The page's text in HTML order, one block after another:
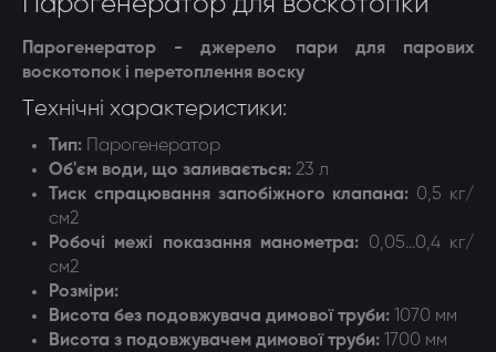
Парогенератор - джерело пари для парових
воскотопок і перетоплення воску
Технічні характеристики:
Тип:
Парогенератор
Об'єм води, що заливається: 23 л
Тиск спрацювання запобіжного клапана: 0,5 кг/
см2
Робочі межі показання манометра: 0,05…0,4 кг/
см2
Розміри:
Висота без подовжувача димової труби: 1070 мм
Висота з подовжувачем димової труби: 1700 мм